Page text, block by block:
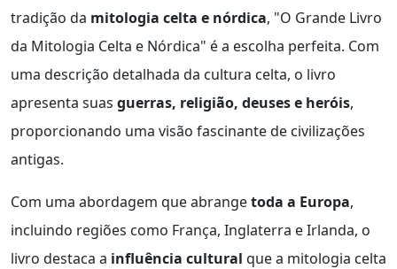
tradição da mitologia celta e nórdica, "O Grande Livro
da Mitologia Celta e Nórdica" é a escolha perfeita. Com
uma descrição detalhada da cultura celta, o livro
apresenta suas guerras, religião, deuses e heróis,
proporcionando uma visão fascinante de civilizações
antigas.
Com uma abordagem que abrangetoda a Europa,
incluindo regiões como França, Inglaterra e Irlanda, o
livro destaca a influência cultural que a mitologia celta